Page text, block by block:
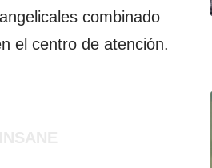
combinado
el centro de atención.